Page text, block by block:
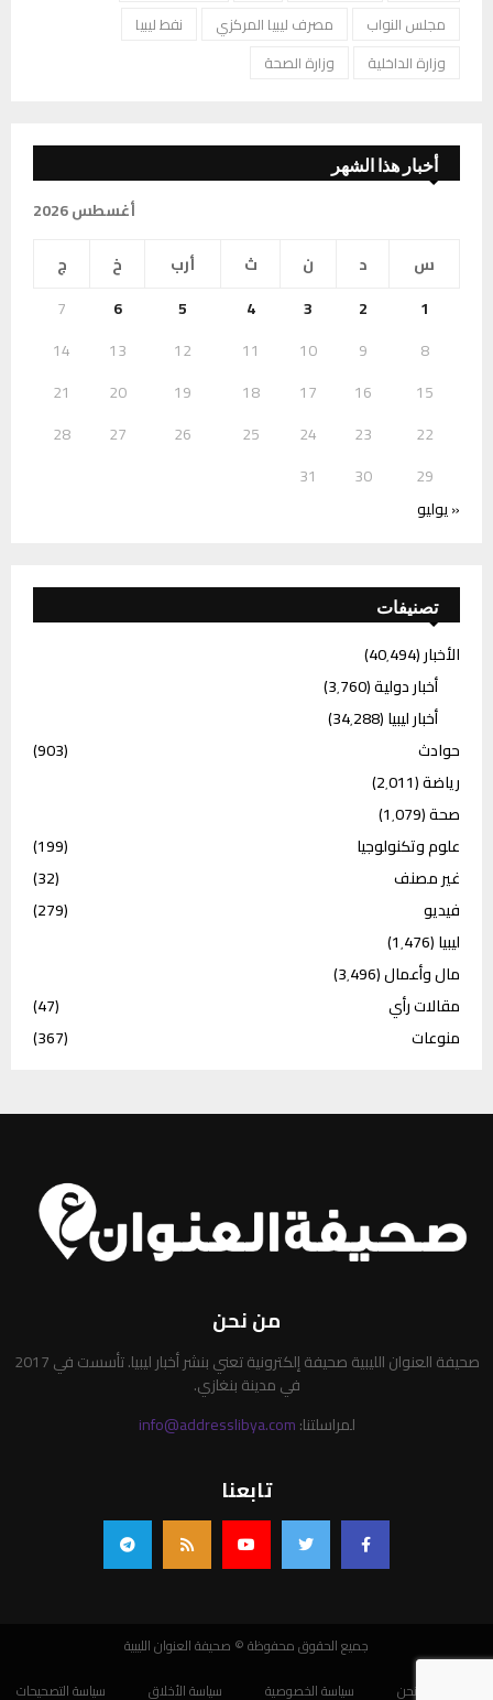
مجلس النواب
مصرف ليبيا المركزي
نفط ليبيا
وزارة الداخلية
وزارة الصحة
أخبار هذا الشهر
أغسطس 2026
س
د ن ث أرب خ
ج
1
2
3
4
5
6
7
8
9
10
11
12
13
14
15
16
17
18
19
20
21
22
23
24
25
26
27
28
29
30
31
« يوليو
تصنيفات
الأخبار(40٬494)
أخبار دولية(3٬760)
أخبار ليبيا(34٬288)
حوادث
(903)
رياضة(2٬011)
صحة(1٬079)
علوم وتكنولوجيا
(199)
غير مصنف
(32)
فيديو
(279)
ليبيا(1٬476)
مال وأعمال(3٬496)
مقالات رأي
(47)
منوعات
(367)
من نحن
صحيفة العنوان الليبية صحيفة إلكترونية تعني بنشر أخبار ليبيا. تأسست في 2017
في مدينة بنغازي.
لمراسلتنا:info@addresslibya.com
تابعنا
جميع الحقوق محفوظة © صحيفة العنوان الليبية
من نحن
سياسة الخصوصية سياسة الأخلاق سياسة التصحيحات